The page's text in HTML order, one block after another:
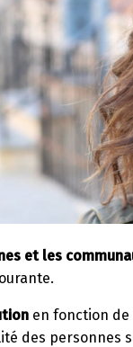
et les
en fonction
des personnes